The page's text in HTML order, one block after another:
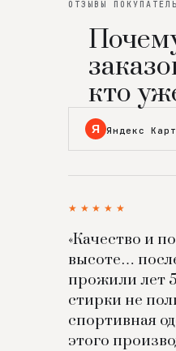
ОТЗЫВЫ
кто
Я Яндекс
★★★★★
«Качество и
высоте…
прожили лет
стирки не
спортивная
этого